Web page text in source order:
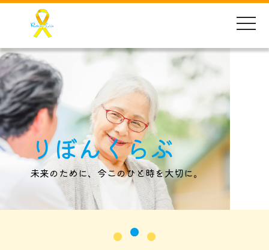
toggle
りぼんくらぶ
未来のために、今このひと時を大切に。